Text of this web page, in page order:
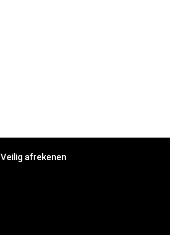
Veilig afrekenen